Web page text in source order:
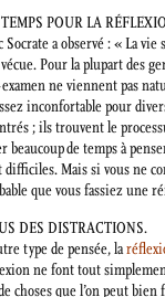
POUR LA
a observé : « La vie
Pour la plupart des
ne viennent pas
inconfortable pour
; ils trouvent le
beaucoup de temps à
Mais si vous ne
que vous fassiez une
DES DISTRACTIONS.
type de pensée, la
ne font tout
choses que l’on peut bien